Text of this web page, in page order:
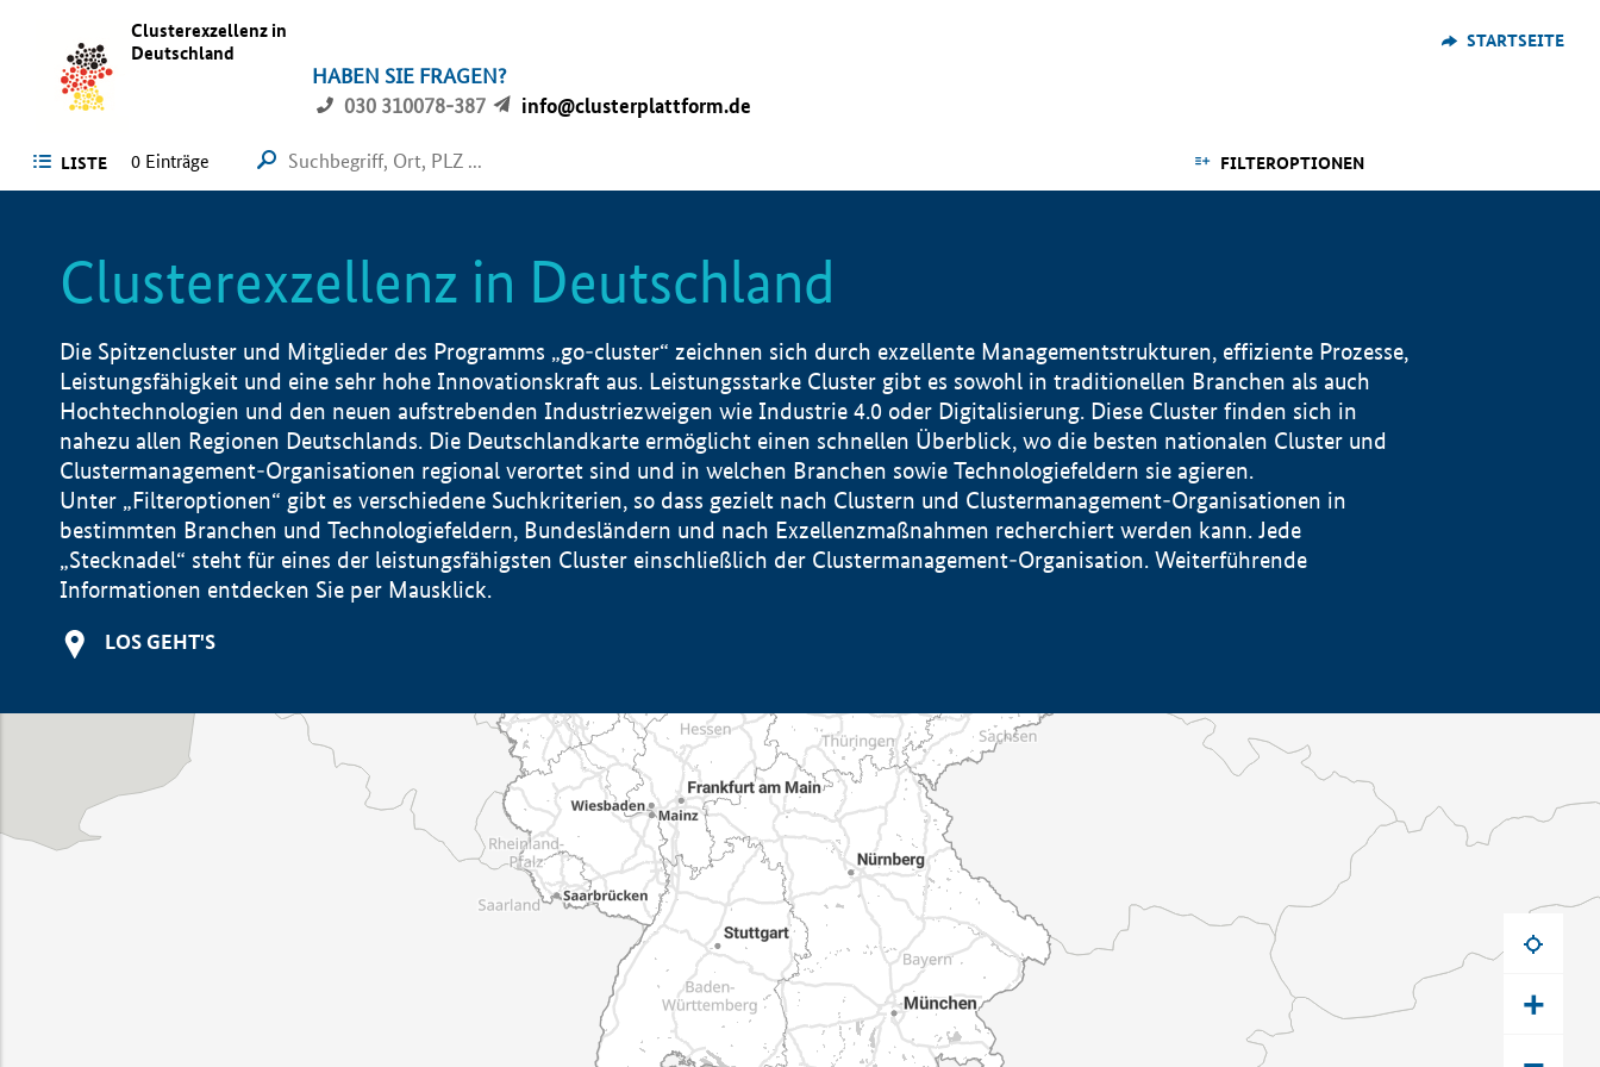
Clusterexzellenz in
Deutschland
HABEN SIE FRAGEN?
030 310078-387
info@clusterplattform.de
STARTSEITE
LISTE FILTEROPTIONEN
0 Einträge
Clusterexzellenz in Deutschland
Die Spitzencluster und Mitglieder des Programms „go-cluster“ zeichnen sich durch exzellente Managementstrukturen, effiziente Prozesse,
Leistungsfähigkeit und eine sehr hohe Innovationskraft aus. Leistungsstarke Cluster gibt es sowohl in traditionellen Branchen als auch
Hochtechnologien und den neuen aufstrebenden Industriezweigen wie Industrie 4.0 oder Digitalisierung. Diese Cluster finden sich in
nahezu allen Regionen Deutschlands. Die Deutschlandkarte ermöglicht einen schnellen Überblick, wo die besten nationalen Cluster und
Clustermanagement-Organisationen regional verortet sind und in welchen Branchen sowie Technologiefeldern sie agieren.
Unter „Filteroptionen“ gibt es verschiedene Suchkriterien, so dass gezielt nach Clustern und Clustermanagement-Organisationen in
bestimmten Branchen und Technologiefeldern, Bundesländern und nach Exzellenzmaßnahmen recherchiert werden kann. Jede
„Stecknadel“ steht für eines der leistungsfähigsten Cluster einschließlich der Clustermanagement-Organisation. Weiterführende
Informationen entdecken Sie per Mausklick.
LOS GEHT'S
+